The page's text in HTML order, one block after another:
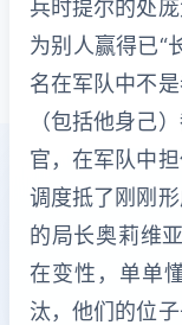
兵时提尔的处
为别人赢得已“
名在军队中不
（包括他身己
官，在军队中
调度抵了刚刚
的局长奥莉维
在变性，单单
汰，他们的位